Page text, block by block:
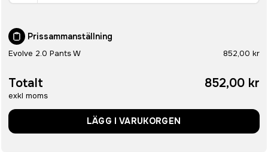
Prissammanställning
Evolve 2.0 Pants W 852,00 kr
Totalt
exkl moms
852,00 kr
LÄGG I VARUKORGEN